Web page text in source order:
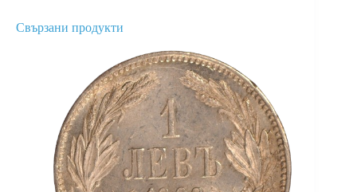
Свързани продукти